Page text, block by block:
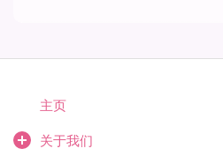
主页
关于我们